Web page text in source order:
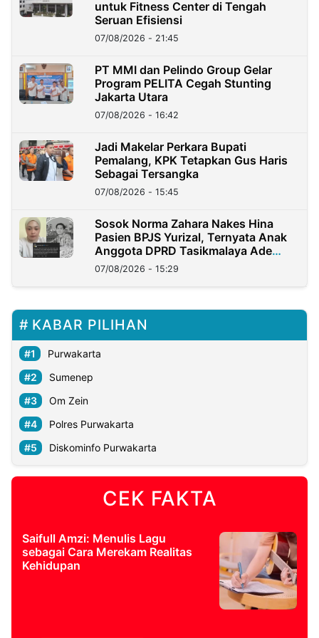
untuk Fitness Center di Tengah
Seruan Efisiensi
07/08/2026 - 21:45
PT MMI dan Pelindo Group Gelar
Program PELITA Cegah Stunting
Jakarta Utara
07/08/2026 - 16:42
Jadi Makelar Perkara Bupati
Pemalang, KPK Tetapkan Gus Haris
Sebagai Tersangka
07/08/2026 - 15:45
Sosok Norma Zahara Nakes Hina
Pasien BPJS Yurizal, Ternyata Anak
Anggota DPRD Tasikmalaya Ade
Lukman
07/08/2026 - 15:29
KABAR PILIHAN
Purwakarta
Sumenep
Om Zein
Polres Purwakarta
Diskominfo Purwakarta
CEK FAKTA
Saifull Amzi: Menulis Lagu
sebagai Cara Merekam Realitas
Kehidupan